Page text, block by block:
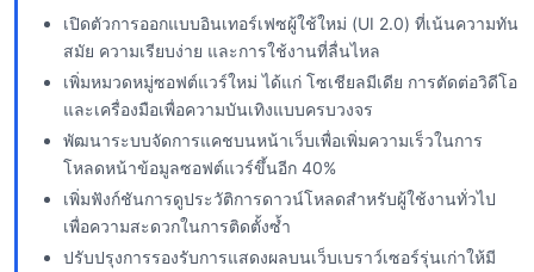
เปิดตัวการออกแบบอินเทอร์เฟซผู้ใช้ใหม่ (UI 2.0) ที่เน้นความทัน
สมัย ความเรียบง่าย และการใช้งานที่ลื่นไหล
เพิ่มหมวดหมู่ซอฟต์แวร์ใหม่ ได้แก่ โซเชียลมีเดีย การตัดต่อวิดีโอ
และเครื่องมือเพื่อความบันเทิงแบบครบวงจร
พัฒนาระบบจัดการแคชบนหน้าเว็บเพื่อเพิ่มความเร็วในการ
โหลดหน้าข้อมูลซอฟต์แวร์ขึ้นอีก 40%
เพิ่มฟังก์ชันการดูประวัติการดาวน์โหลดสำหรับผู้ใช้งานทั่วไป
เพื่อความสะดวกในการติดตั้งซ้ำ
ปรับปรุงการรองรับการแสดงผลบนเว็บเบราว์เซอร์รุ่นเก่าให้มี